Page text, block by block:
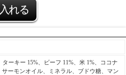
ターキー 15%、ビーフ 11%、米 1%、ココナ
サーモンオイル、ミネラル、ブドウ糖、マン